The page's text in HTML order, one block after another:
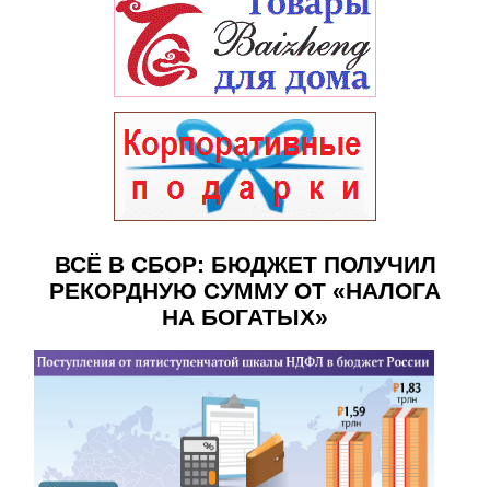
ВСЁ В СБОР: БЮДЖЕТ ПОЛУЧИЛ
РЕКОРДНУЮ СУММУ ОТ «НАЛОГА
НА БОГАТЫХ»